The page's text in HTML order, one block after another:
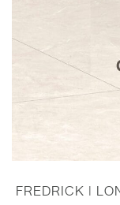
FREDRICK |